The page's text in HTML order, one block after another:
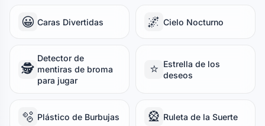
😀 Caras Divertidas 🌌 Cielo Nocturno
🕵️
Detector de
mentiras de broma
para jugar
⭐ Estrella de los
deseos
🫧 Plástico de Burbujas 🎡 Ruleta de la Suerte